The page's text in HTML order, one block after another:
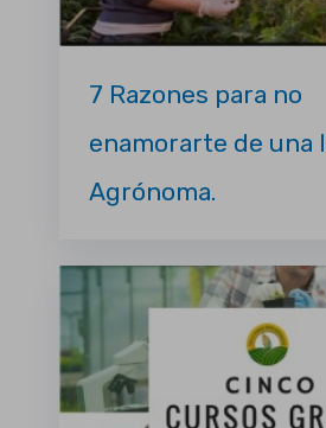
7 Razones para no
enamorarte de una
Agrónoma.